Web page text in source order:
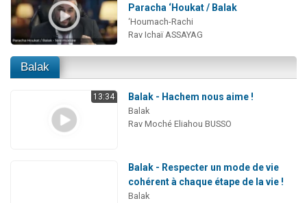
Paracha ‘Houkat / Balak
‘Houmach-Rachi
Rav Ichaï ASSAYAG
Balak
13:34 Balak - Hachem nous aime !
Balak
Rav Moché Eliahou BUSSO
Balak - Respecter un mode de vie
cohérent à chaque étape de la vie !
Balak